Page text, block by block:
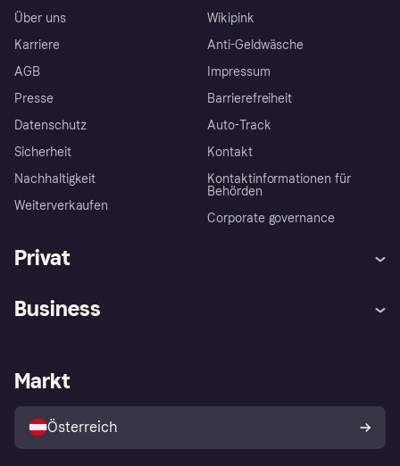
Über uns
Karriere
AGB
Presse
Datenschutz
Sicherheit
Nachhaltigkeit
Weiterverkaufen
Wikipink
Anti-Geldwäsche
Impressum
Barrierefreiheit
Auto-Track
Kontakt
Kontaktinformationen für
Behörden
Corporate governance
Privat
Shops entdecken
Business
Händlerportal
Markt
Österreich